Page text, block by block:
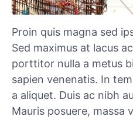
Proin quis magna sed
Sed maximus at lacus
porttitor nulla a metus
sapien venenatis. In
a aliquet. Duis ac nibh
Mauris posuere, massa